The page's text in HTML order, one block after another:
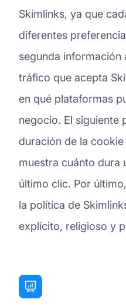
Skimlinks, ya que
diferentes
segunda información
tráfico que acepta
en qué plataformas
negocio. El siguiente
duración de la
muestra cuánto dura
último clic. Por
la política de
explícito, religioso y